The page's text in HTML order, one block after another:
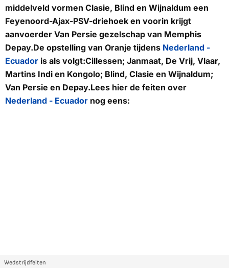
middelveld vormen Clasie, Blind en Wijnaldum een
Feyenoord-Ajax-PSV-driehoek en voorin krijgt
aanvoerder Van Persie gezelschap van Memphis
Depay.De opstelling van Oranje tijdens Nederland -
Ecuador is als volgt:Cillessen; Janmaat, De Vrij, Vlaar,
Martins Indi en Kongolo; Blind, Clasie en Wijnaldum;
Van Persie en Depay.Lees hier de feiten over
Nederland - Ecuador nog eens:
Wedstrijdfeiten